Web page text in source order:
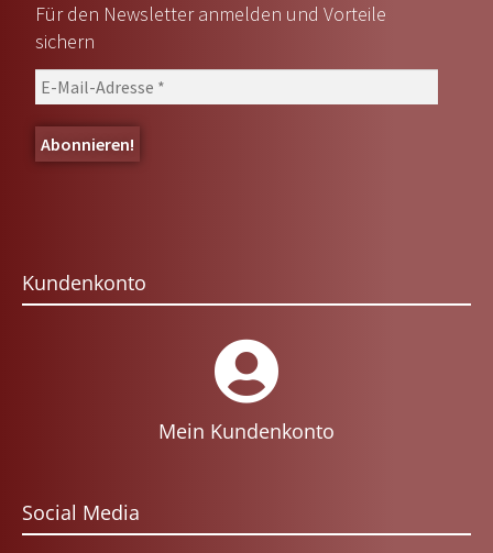
Für den Newsletter anmelden und Vorteile
sichern
Kundenkonto
Mein Kundenkonto
Social Media